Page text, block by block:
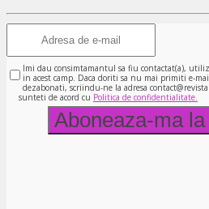
Imi dau consimtamantul sa fiu contactat(a),
in acest camp. Daca doriti sa nu mai primiti e-
dezabonati, scriindu-ne la adresa
sunteti de acord cu Politica de confidentialitate.